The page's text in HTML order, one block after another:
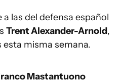
las del defensa español
Trent Alexander-Arnold,
misma semana.
Mastantuono